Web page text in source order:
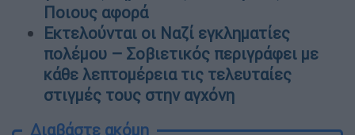
Ποιους αφορά
Εκτελούνται οι Ναζί εγκληματίες
πολέμου – Σοβιετικός περιγράφει με
κάθε λεπτομέρεια τις τελευταίες
στιγμές τους στην αγχόνη
Διαβάστε ακόμη